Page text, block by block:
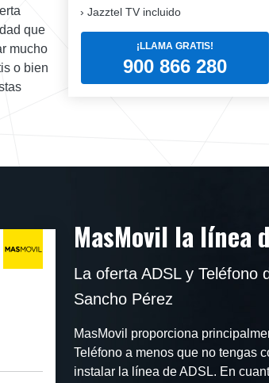
Jazztel TV incluido
¡LLAMA GRATIS!
900 866 280
que
mucho
o bien
MasMovil la línea
La oferta ADSL y Teléfono
Sancho Pérez
MasMovil proporciona
Teléfono a menos que no tengas
instalar la línea de ADSL. En